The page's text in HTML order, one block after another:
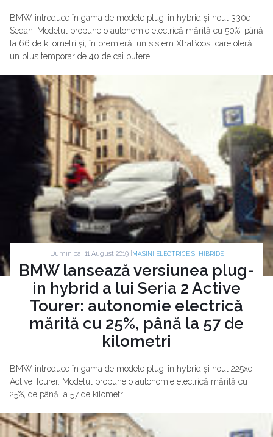
BMW introduce în gama de modele plug-in hybrid și noul 330e
Sedan. Modelul propune o autonomie electrică mărită cu 50%, până
la 66 de kilometri și, în premieră, un sistem XtraBoost care oferă
un plus temporar de 40 de cai putere.
Duminica, 11 August 2019 | MASINI ELECTRICE SI HIBRIDE
BMW lansează versiunea plug-
in hybrid a lui Seria 2 Active
Tourer: autonomie electrică
mărită cu 25%, până la 57 de
kilometri
BMW introduce în gama de modele plug-in hybrid și noul 225xe
Active Tourer. Modelul propune o autonomie electrică mărită cu
25%, de până la 57 de kilometri.